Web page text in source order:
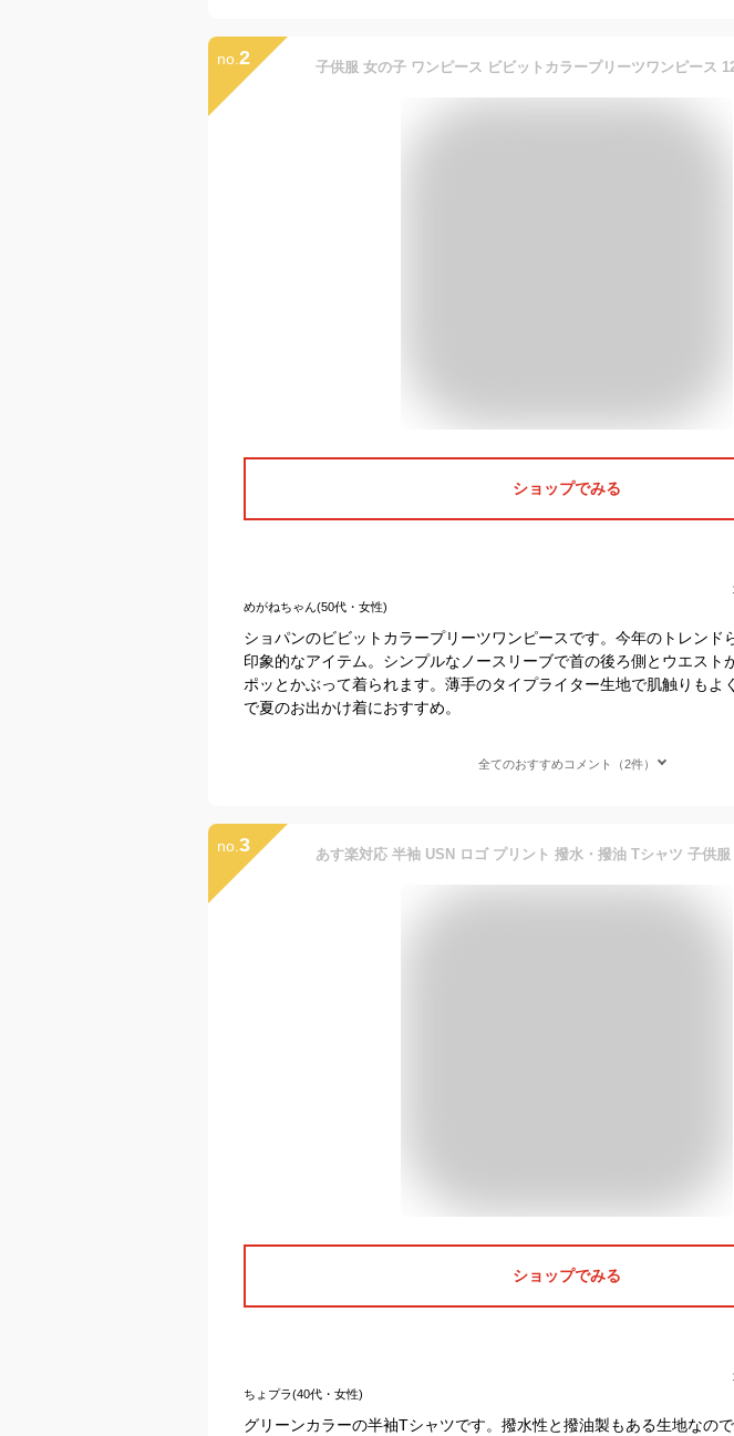
no. 2
ショップでみる
めがねちゃん(50代・女性)
ショパンのビビットカラープリーツワンピースです。今年のトレンド
印象的なアイテム。シンプルなノースリーブで首の後ろ側とウエスト
ポッとかぶって着られます。薄手のタイプライター生地で肌触りもよ
で夏のお出かけ着におすすめ。
全てのおすすめコメント（2件）
no. 3
ショップでみる
ちょプラ(40代・女性)
グリーンカラーの半袖Tシャツです。撥水性と撥油製もある生地なの